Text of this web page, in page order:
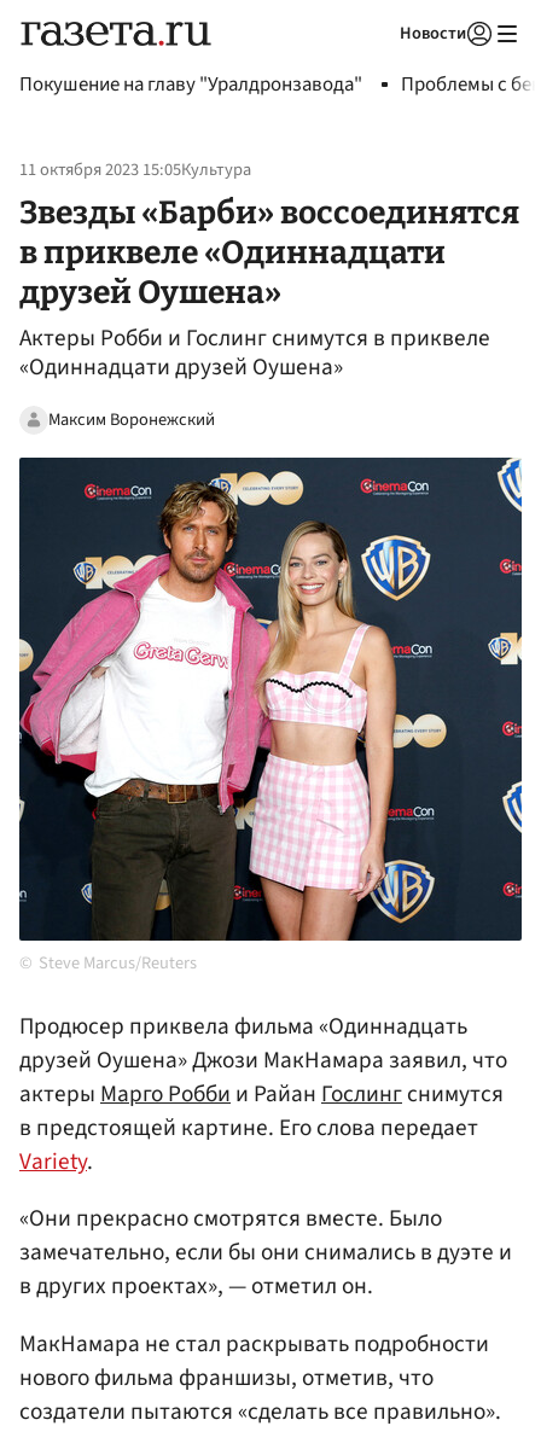
Новости
Покушение на главу "Уралдронзавода" Проблемы с
11 октября 2023 15:05Культура
Звезды «Барби» воссоединятся
в приквеле «Одиннадцати
друзей Оушена»
Актеры Робби и Гослинг снимутся в приквеле
«Одиннадцати друзей Оушена»
Максим Воронежский
Steve Marcus/Reuters
Продюсер приквела фильма «Одиннадцать
друзей Оушена» Джози МакНамара заявил, что
актерыМарго Роббии РайанГослингснимутся
в предстоящей картине. Его слова передает
Variety.
«Они прекрасно смотрятся вместе. Было
замечательно, если бы они снимались в дуэте и
в других проектах», — отметил он.
МакНамара не стал раскрывать подробности
нового фильма франшизы, отметив, что
создатели пытаются «сделать все правильно».